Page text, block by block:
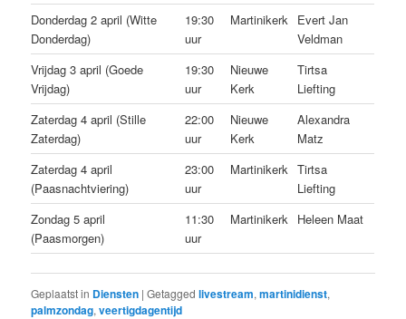
Donderdag 2 april (Witte
Donderdag)
19:30
uur
Martinikerk Evert Jan
Veldman
Vrijdag 3 april (Goede
Vrijdag)
19:30
uur
Nieuwe
Kerk
Tirtsa
Liefting
Zaterdag 4 april (Stille
Zaterdag)
22:00
uur
Nieuwe
Kerk
Alexandra
Matz
Zaterdag 4 april
(Paasnachtviering)
23:00
uur
Martinikerk Tirtsa
Liefting
Zondag 5 april
(Paasmorgen)
11:30
uur
Martinikerk Heleen Maat
Geplaatst in Diensten |Getagged livestream,martinidienst,
palmzondag,veertigdagentijd